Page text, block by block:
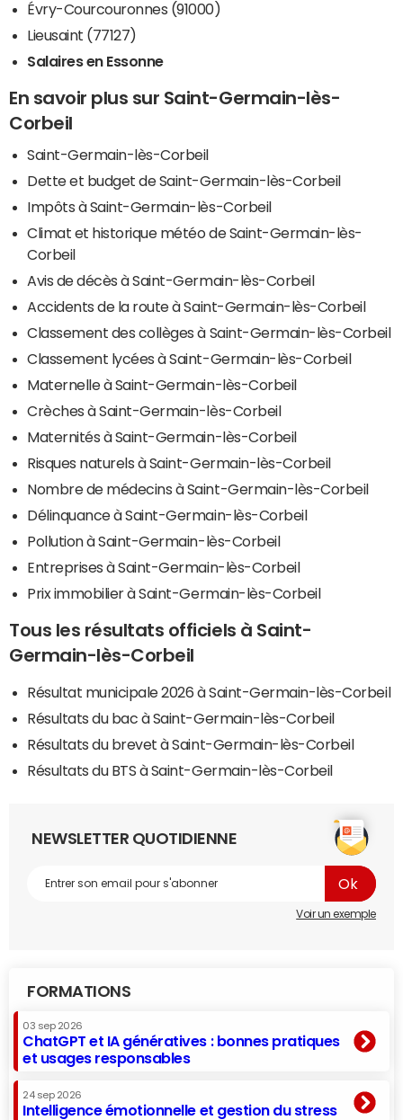
Évry-Courcouronnes (91000)
Lieusaint (77127)
Salaires en Essonne
En savoir plus sur Saint-Germain-lès-
Corbeil
Saint-Germain-lès-Corbeil
Dette et budget de Saint-Germain-lès-Corbeil
Impôts à Saint-Germain-lès-Corbeil
Climat et historique météo de Saint-Germain-lès-
Corbeil
Avis de décès à Saint-Germain-lès-Corbeil
Accidents de la route à Saint-Germain-lès-Corbeil
Classement des collèges à Saint-Germain-lès-Corbeil
Classement lycées à Saint-Germain-lès-Corbeil
Maternelle à Saint-Germain-lès-Corbeil
Crèches à Saint-Germain-lès-Corbeil
Maternités à Saint-Germain-lès-Corbeil
Risques naturels à Saint-Germain-lès-Corbeil
Nombre de médecins à Saint-Germain-lès-Corbeil
Délinquance à Saint-Germain-lès-Corbeil
Pollution à Saint-Germain-lès-Corbeil
Entreprises à Saint-Germain-lès-Corbeil
Prix immobilier à Saint-Germain-lès-Corbeil
Tous les résultats officiels à Saint-
Germain-lès-Corbeil
Résultat municipale 2026 à Saint-Germain-lès-Corbeil
Résultats du bac à Saint-Germain-lès-Corbeil
Résultats du brevet à Saint-Germain-lès-Corbeil
Résultats du BTS à Saint-Germain-lès-Corbeil
NEWSLETTER QUOTIDIENNE
Voir un exemple
FORMATIONS
03 sep 2026
ChatGPT et IA génératives : bonnes pratiques
et usages responsables
24 sep 2026
Intelligence émotionnelle et gestion du stress